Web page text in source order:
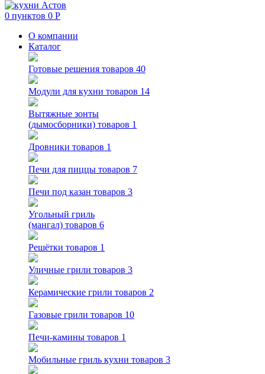
0 пунктов 0 Р
О компании
Каталог
Готовые решения товаров 40
Модули для кухни товаров 14
Вытяжные зонты
(дымосборники) товаров 1
Дровники товаров 1
Печи для пиццы товаров 7
Печи под казан товаров 3
Угольный гриль
(мангал) товаров 6
Решётки товаров 1
Уличные грили товаров 3
Керамические грили товаров 2
Газовые грили товаров 10
Печи-камины товаров 1
Мобильные гриль кухни товаров 3